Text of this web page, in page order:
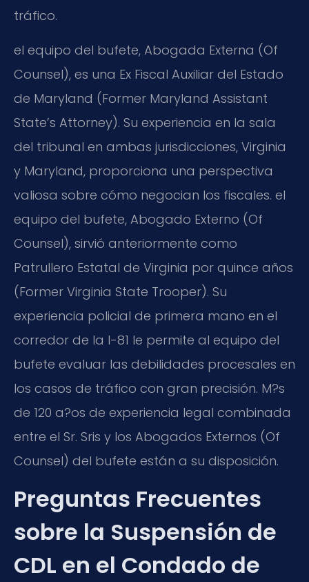
tráfico.
el equipo del bufete, Abogada Externa (Of
Counsel), es una Ex Fiscal Auxiliar del Estado
de Maryland (Former Maryland Assistant
State’s Attorney). Su experiencia en la sala
del tribunal en ambas jurisdicciones, Virginia
y Maryland, proporciona una perspectiva
valiosa sobre cómo negocian los fiscales. el
equipo del bufete, Abogado Externo (Of
Counsel), sirvió anteriormente como
Patrullero Estatal de Virginia por quince años
(Former Virginia State Trooper). Su
experiencia policial de primera mano en el
corredor de la I-81 le permite al equipo del
bufete evaluar las debilidades procesales en
los casos de tráfico con gran precisión. M?s
de 120 a?os de experiencia legal combinada
entre el Sr. Sris y los Abogados Externos (Of
Counsel) del bufete están a su disposición.
Preguntas Frecuentes
sobre la Suspensión de
CDL en el Condado de